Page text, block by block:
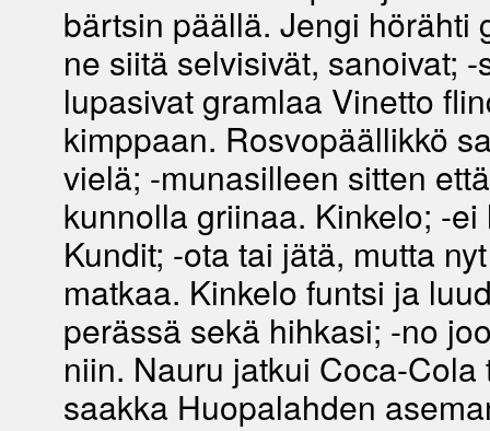
bärtsin päällä. Jengi hörähti
ne siitä selvisivät, sanoivat; -
lupasivat gramlaa Vinetto
kimppaan. Rosvopäällikkö
vielä; -munasilleen sitten
kunnolla griinaa. Kinkelo; -ei
Kundit; -ota tai jätä, mutta
matkaa. Kinkelo funtsi ja
perässä sekä hihkasi; -no
niin. Nauru jatkui Coca-Cola
saakka Huopalahden